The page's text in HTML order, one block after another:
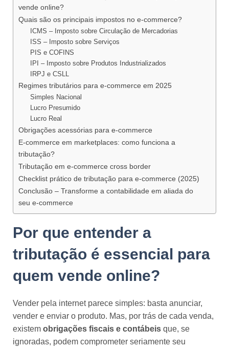
vende online?
Quais são os principais impostos no e-commerce?
ICMS – Imposto sobre Circulação de Mercadorias
ISS – Imposto sobre Serviços
PIS e COFINS
IPI – Imposto sobre Produtos Industrializados
IRPJ e CSLL
Regimes tributários para e-commerce em 2025
Simples Nacional
Lucro Presumido
Lucro Real
Obrigações acessórias para e-commerce
E-commerce em marketplaces: como funciona a
tributação?
Tributação em e-commerce cross border
Checklist prático de tributação para e-commerce (2025)
Conclusão – Transforme a contabilidade em aliada do
seu e-commerce
Por que entender a
tributação é essencial para
quem vende online?
Vender pela internet parece simples: basta anunciar,
vender e enviar o produto. Mas, por trás de cada venda,
existem obrigações fiscais e contábeis que, se
ignoradas, podem comprometer seriamente seu